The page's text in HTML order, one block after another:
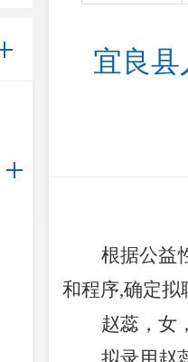
宜良
根据公益
和程序,确定拟
赵蕊，女